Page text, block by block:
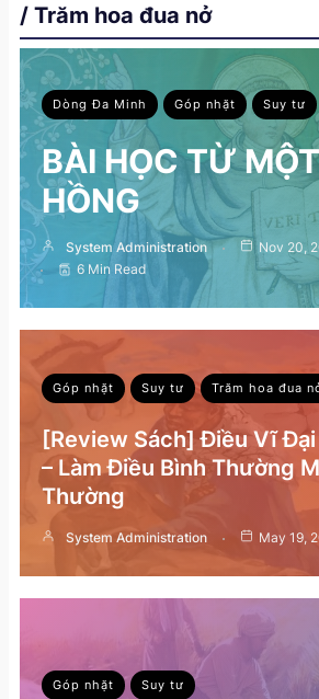
/ Trăm hoa đua nở
Dòng Đa Minh Góp nhặt Suy tư
BÀI HỌC TỪ
HỒNG
System Administration
Nov 20,
6 Min Read
Góp nhặt Suy tư Trăm hoa đua
[Review Sách] Điều Vĩ
– Làm Điều Bình Thường
Thường
System Administration May 19,
Góp nhặt Suy tư